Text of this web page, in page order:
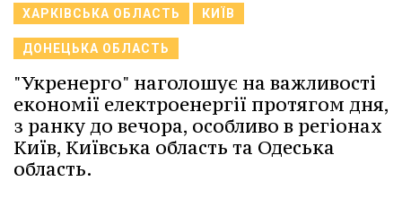
ХАРКІВСЬКА ОБЛАСТЬ КИЇВ
ДОНЕЦЬКА ОБЛАСТЬ
"Укренерго" наголошує на важливості
економії електроенергії протягом дня,
з ранку до вечора, особливо в регіонах
Київ, Київська область та Одеська
область.